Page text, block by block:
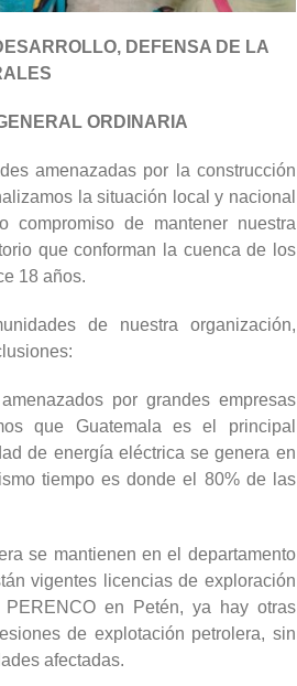
DEFENSA DE LA
ORDINARIA
amenazadas por la construcción
la situación local y nacional
compromiso de mantener nuestra
que conforman la cuenca de los
18 años.
de nuestra organización,
por grandes empresas
que Guatemala es el principal
de energía eléctrica se genera en
tiempo es donde el 80% de las
se mantienen en el departamento
vigentes licencias de exploración
en Petén, ya hay otras
de explotación petrolera, sin
afectadas.